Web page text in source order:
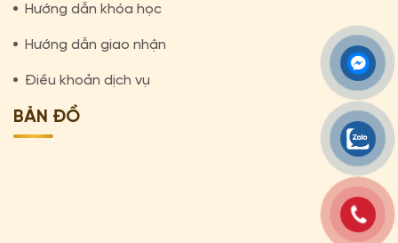
Hướng dẫn khóa học
Hướng dẫn giao nhận
Điều khoản dịch vụ
BẢN ĐỒ